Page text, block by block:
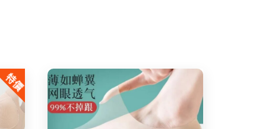
特價